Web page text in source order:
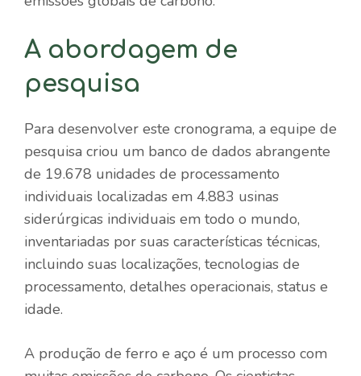
A abordagem de
pesquisa
Para desenvolver este cronograma, a equipe de
pesquisa criou um banco de dados abrangente
de 19.678 unidades de processamento
individuais localizadas em 4.883 usinas
siderúrgicas individuais em todo o mundo,
inventariadas por suas características técnicas,
incluindo suas localizações, tecnologias de
processamento, detalhes operacionais, status e
idade.
A produção de ferro e aço é um processo com